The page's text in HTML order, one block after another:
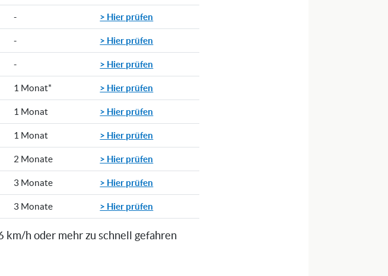
- > Hier prüfen
- > Hier prüfen
- > Hier prüfen
1 Monat* > Hier prüfen
1 Monat > Hier prüfen
1 Monat > Hier prüfen
2 Monate > Hier prüfen
3 Monate > Hier prüfen
3 Monate > Hier prüfen
h oder mehr zu schnell gefahren